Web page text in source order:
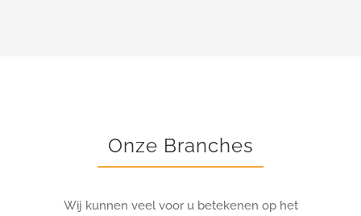
Onze Branches
Wij kunnen veel voor u betekenen op het